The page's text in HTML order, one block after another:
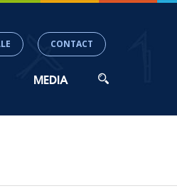
MEDIA
CONTACT